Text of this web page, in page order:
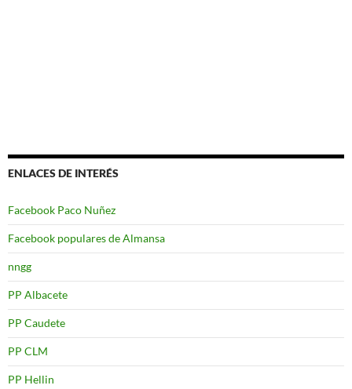
ENLACES DE INTERÉS
Facebook Paco Nuñez
Facebook populares de Almansa
nngg
PP Albacete
PP Caudete
PP CLM
PP Hellin